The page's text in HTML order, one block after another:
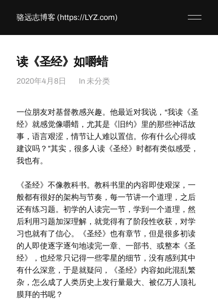
骆远志博客 (https://LYZ.com)
读《圣经》如嚼蜡
2020年4月8日 In 未分类
一位朋友对基督教感兴趣。他最近对我说，“我读《圣
经》就感觉像嚼蜡，尤其是《旧约》里的那些神话故
事，语言艰涩，情节让人难以置信。你有什么心得或
建议吗？”其实，很多人读《圣经》时都有类似感受，
我也有。
《圣经》不像教科书。教科书里的内容即使艰深，一
般都有很好的架构与节奏，每一节讲一个道理，之后
还有练习题。初学的人读完一节，学到一个道理，然
后利用习题加深理解，就觉得有了阶段性收获，对学
习也就有了信心。《圣经》也有章节，但是很多初读
的人即使逐字逐句地读完一章、一部书、或整本《圣
经》，也经常只记得一些零星的细节，没有感到其中
有什么深意，于是就疑问，《圣经》内容如此混乱繁
杂，怎么成了人类历史上发行量最大、被亿万人顶礼
膜拜的书呢？